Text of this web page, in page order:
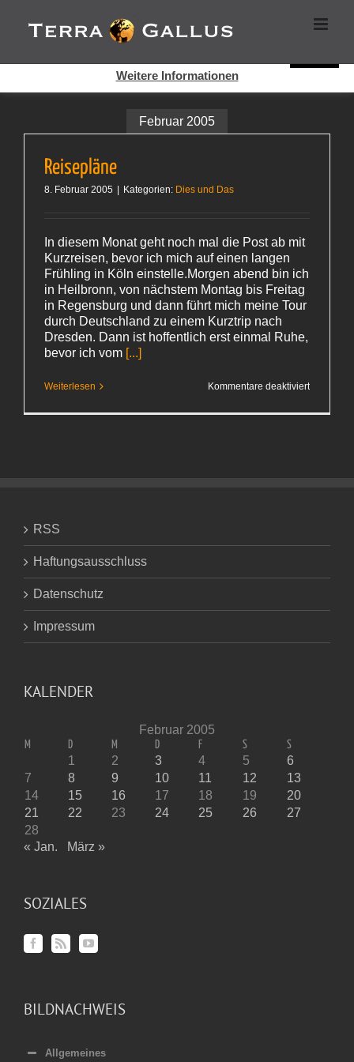
Inhalt
springen
Februar 2005
Reisepläne
8. Februar 2005 Kategorien: Dies und Das
In diesem Monat geht noch mal die Post ab mit
Kurzreisen, bevor ich mich auf einen langen
Frühling in Köln einstelle.Morgen abend bin ich
in Heilbronn, von nächstem Montag bis Freitag
in Regensburg und dann führt mich meine Tour
durch Deutschland zu einem Kurztrip nach
Dresden. Dann ist hoffentlich erst einmal Ruhe,
bevor ich vom [...]
Weiterlesen Kommentare deaktiviertfür
RSS
Haftungsausschluss
Datenschutz
Impressum
KALENDER
Februar 2005
M D M D F S S
1 2 3 4 5
6
7
8 9 10 11 12
13
14
15 16 17 18 19
20
21
22 23 24 25 26
27
28
« Jan.
März »
SOZIALES
BILDNACHWEIS
Allgemeines
Cookies helfen auf auf dieser Seite bei der Bereitstellung der
Dienste. Durch die Nutzung dieser Webseite erklären Sie sich
Weitere Informationen